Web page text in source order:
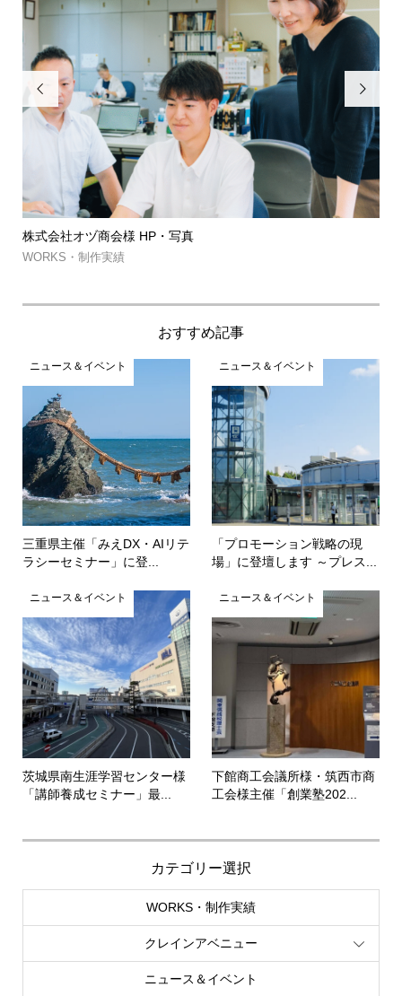

筑波山ゲルグランピング・㈱MJコーポレーション
約...

おすすめ記事
ニュース＆イベント
三重県主催「みえDX・AIリテ
ラシーセミナー」に登...
ニュース＆イベント
「プロモーション戦略の現
場」に登壇します ～プレス...
ニュース＆イベント
茨城県南生涯学習センター様
「講師養成セミナー」最...
ニュース＆イベント
下館商工会議所様・筑西市商
工会様主催「創業塾202...
カテゴリー選択
WORKS・制作実績
クレインアベニュー
ニュース＆イベント